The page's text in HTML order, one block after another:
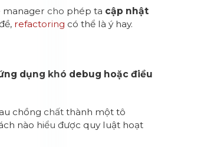
manager cho phép ta cập nhật
refactoring có thể là ý hay.
dụng khó debug hoặc điều
chồng chất thành một tô
nào hiểu được quy luật hoạt